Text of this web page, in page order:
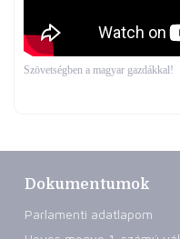
Szövetségben a magyar gazdákkal!
Dokumentumok
Parlamenti adatlapom